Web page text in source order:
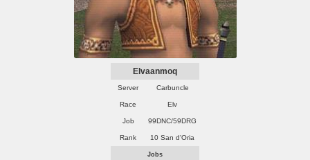
Elvaanmoq
Server Carbuncle
Race Elv
Job 99DNC/59DRG
Rank 10 San d'Oria
Jobs